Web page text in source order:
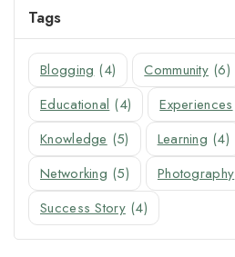
Tags
Blogging (4) Community (6)
Educational (4) Experiences
Knowledge (5) Learning (4)
Networking (5) Photography
Success Story (4)